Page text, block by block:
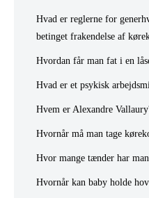
Hvad er reglerne for
betinget frakendelse af
Hvordan får man fat i en
Hvad er et psykisk
Hvem er Alexandre
Hvornår må man tage
Hvor mange tænder har
Hvornår kan baby holde